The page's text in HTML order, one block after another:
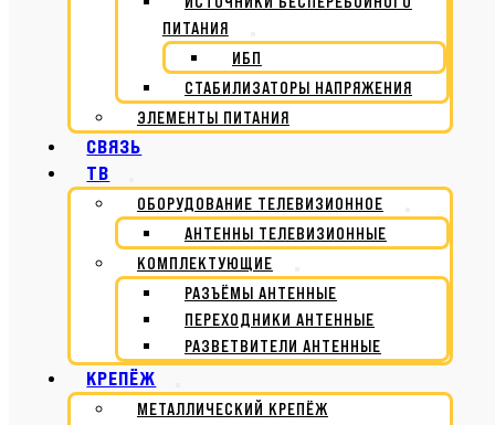
ПИТАНИЯ
ИБП
СТАБИЛИЗАТОРЫ НАПРЯЖЕНИЯ
ЭЛЕМЕНТЫ ПИТАНИЯ
СВЯЗЬ
ТВ
ОБОРУДОВАНИЕ ТЕЛЕВИЗИОННОЕ
АНТЕННЫ ТЕЛЕВИЗИОННЫЕ
КОМПЛЕКТУЮЩИЕ
РАЗЪЁМЫ АНТЕННЫЕ
ПЕРЕХОДНИКИ АНТЕННЫЕ
РАЗВЕТВИТЕЛИ АНТЕННЫЕ
КРЕПЁЖ
МЕТАЛЛИЧЕСКИЙ КРЕПЁЖ